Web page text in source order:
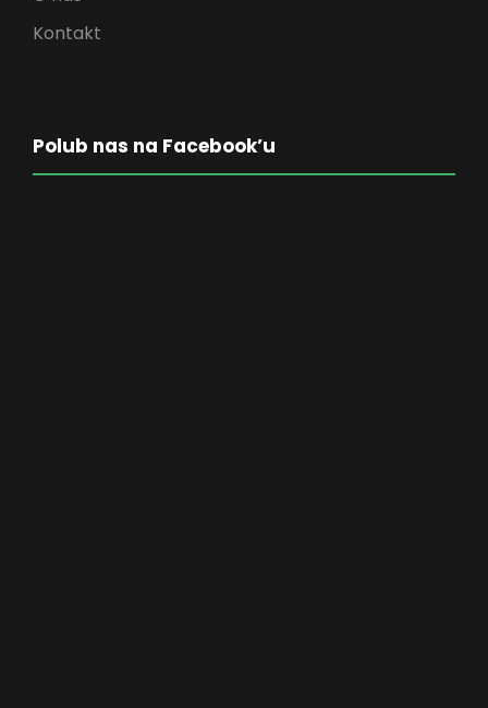
Kontakt
Polub nas na Facebook’u